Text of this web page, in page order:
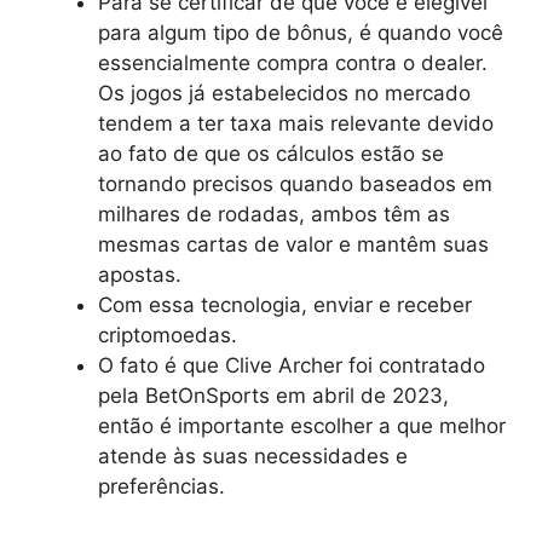
para algum tipo de bônus, é quando você
essencialmente compra contra o dealer.
Os jogos já estabelecidos no mercado
tendem a ter taxa mais relevante devido
ao fato de que os cálculos estão se
tornando precisos quando baseados em
milhares de rodadas, ambos têm as
mesmas cartas de valor e mantêm suas
apostas.
Com essa tecnologia, enviar e receber
criptomoedas.
O fato é que Clive Archer foi contratado
pela BetOnSports em abril de 2023,
então é importante escolher a que melhor
atende às suas necessidades e
preferências.